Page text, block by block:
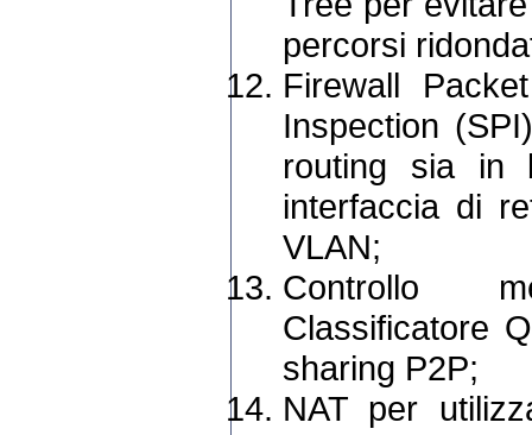
percorsi
Firewall
Inspection
routing sia in
interfaccia di
VLAN;
Controllo
Classificatore
sharing P2P;
NAT per